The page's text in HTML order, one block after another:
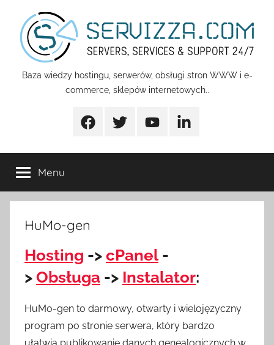
treści
Servizza
Pomoc
Baza wiedzy hostingu, serwerów, obsługi stron WWW i e-
commerce, sklepów internetowych..
FacebookTwitter YoutubeLinkedin
Menu
HuMo-gen
Hosting -> cPanel-
> Obsługa -> Instalator:
HuMo-gen to darmowy, otwarty i wielojęzyczny
program po stronie serwera, który bardzo